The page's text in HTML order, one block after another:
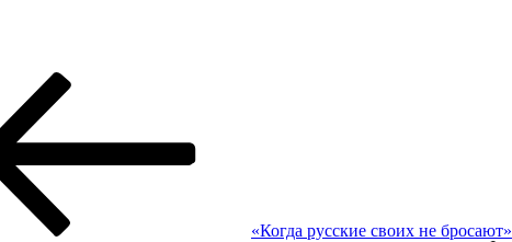
«Когда русские своих не бросают»